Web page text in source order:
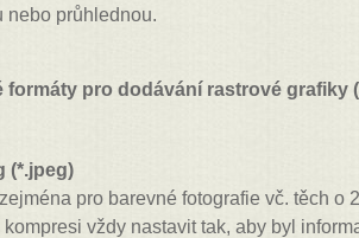
nebo průhlednou.
formáty pro dodávání rastrové grafiky
(*.jpeg)
pro barevné fotografie vč. těch o
kompresi vždy nastavit tak, aby byl